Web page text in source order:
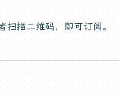
扫描二维码，即可订阅。